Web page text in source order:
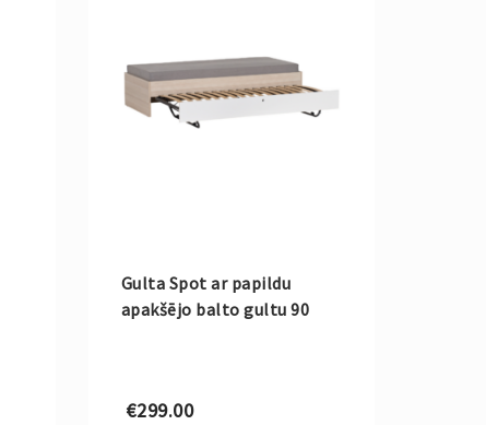
Gulta Spot ar papildu
apakšējo balto gultu 90
€299.00